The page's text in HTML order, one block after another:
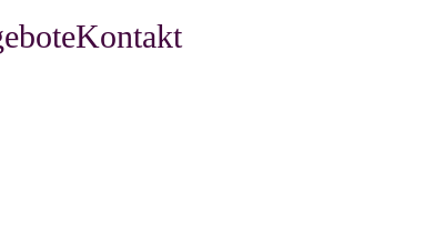
Kontakt